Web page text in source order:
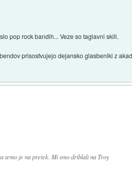
pop rock bandih... Veze so taglavni skill.
prisostvujejo dejansko glasbeniki z
temo je na pretek. Mi smo driblali na Troy